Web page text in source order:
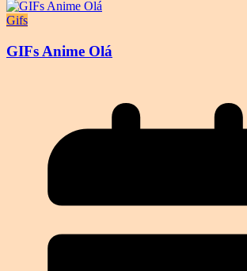
Gifs
GIFs Anime Olá